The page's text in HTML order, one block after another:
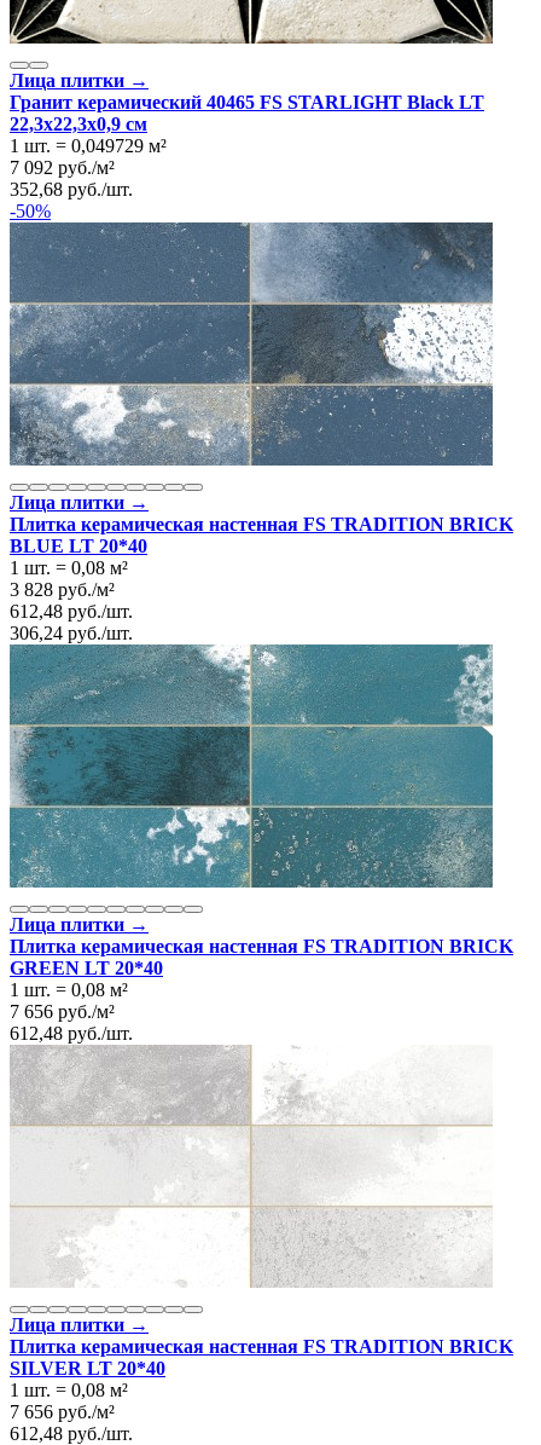
Лица плитки →
Гранит керамический 40465 FS STARLIGHT Black LT
22,3x22,3x0,9 см
1 шт. = 0,049729 м²
7 092 руб./м²
352,68 руб./шт.
-50%
Лица плитки →
Плитка керамическая настенная FS TRADITION BRICK
BLUE LT 20*40
1 шт. = 0,08 м²
3 828 руб./м²
612,48 руб./шт.
306,24 руб./шт.
Лица плитки →
Плитка керамическая настенная FS TRADITION BRICK
GREEN LT 20*40
1 шт. = 0,08 м²
7 656 руб./м²
612,48 руб./шт.
Лица плитки →
Плитка керамическая настенная FS TRADITION BRICK
SILVER LT 20*40
1 шт. = 0,08 м²
7 656 руб./м²
612,48 руб./шт.